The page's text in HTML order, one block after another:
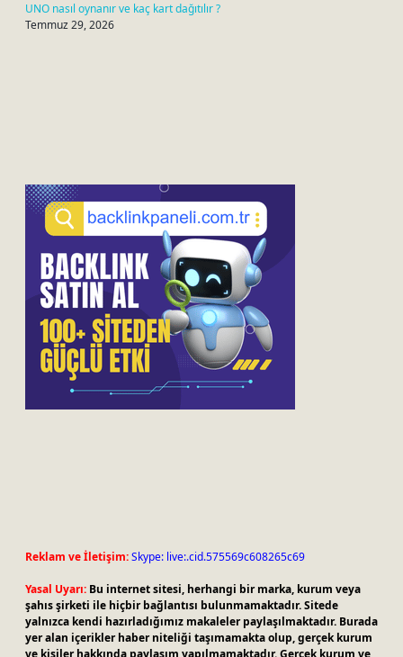
UNO nasıl oynanır ve kaç kart dağıtılır ?
Temmuz 29, 2026
Reklam ve İletişim:Skype: live:.cid.575569c608265c69
Yasal Uyarı: Bu internet sitesi, herhangi bir marka, kurum veya
şahıs şirketi ile hiçbir bağlantısı bulunmamaktadır. Sitede
yalnızca kendi hazırladığımız makaleler paylaşılmaktadır. Burada
yer alan içerikler haber niteliği taşımamakta olup, gerçek kurum
ve kişiler hakkında paylaşım yapılmamaktadır. Gerçek kurum ve